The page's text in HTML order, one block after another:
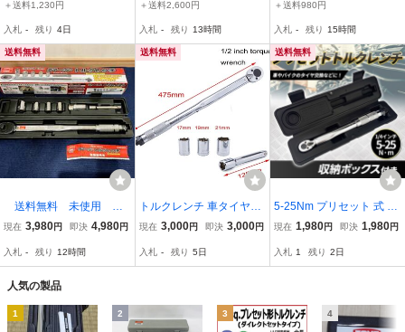
＋送料1,230円
入札 - 残り 4日
ールホームエアコンの水
道管
＋送料2,600円
入札 - 残り 13時間
＋送料980円
入札 - 残り 15時間
送料無料
送料無料 未使用 エ
マーソン トルクレンチ E
トタイプ
現在 3,980円 即決 4,980円
入札 - 残り 12時間
送料無料
トルクレンチ 車タイヤ交
換 プレセット型 レンチ
10N・m ソケット 収納ケ
現在 3,000円 即決 3,000円
入札 - 残り 5日
送料無料
5-25Nm プリセット 式 ト
ルクレンチ メンテナンス
換 整備 プレセット型 正
現在 1,980円 即決 1,980円
入札 1 残り 2日
人気の製品
1 2 3 4